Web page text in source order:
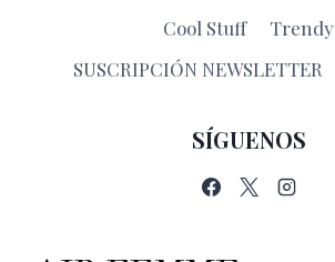
Cool Stuff
Trendy
SUSCRIPCIÓN NEWSLETTER
SÍGUENOS